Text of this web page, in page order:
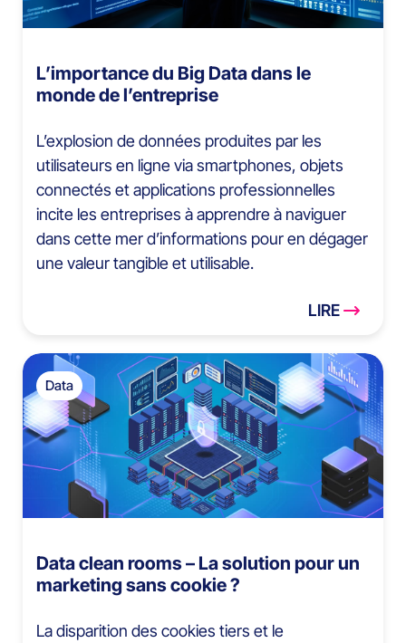
L’importance du Big Data dans le
monde de l’entreprise
L’explosion de données produites par les
utilisateurs en ligne via smartphones, objets
connectés et applications professionnelles
incite les entreprises à apprendre à naviguer
dans cette mer d’informations pour en dégager
une valeur tangible et utilisable.
LIRE
Data
Data clean rooms – La solution pour un
marketing sans cookie ?
La disparition des cookies tiers et le